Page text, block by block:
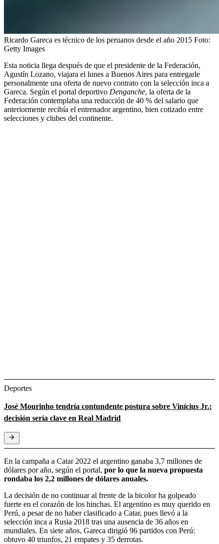
Ricardo Gareca es técnico de los peruanos desde el año 2015 Foto:
Getty Images
Esta noticia llega después de que el presidente de la Federación,
Agustín Lozano, viajara el lunes a Buenos Aires para entregarle
personalmente una oferta de nuevo contrato con la selección inca a
Gareca. Según el portal deportivo Denganche, la oferta de la
Federación contemplaba una reducción de 40 % del salario que
anteriormente recibía el entrenador argentino, bien cotizado entre
selecciones y clubes del continente.
Deportes
José Mourinho tendría contundente postura sobre Vinícius Jr.:
decisión sería clave en Real Madrid
En la campaña a Catar 2022 el argentino ganaba 3,7 millones de
dólares por año, según el portal, por lo que la nueva propuesta
rondaba los 2,2 millones de dólares anuales.
La decisión de no continuar al frente de la bicolor ha golpeado
fuerte en el corazón de los hinchas. El argentino es muy querido en
Perú, a pesar de no haber clasificado a Catar, pues llevó a la
selección inca a Rusia 2018 tras una ausencia de 36 años en
mundiales. En siete años, Gareca dirigió 96 partidos con Perú:
obtuvo 40 triunfos, 21 empates y 35 derrotas.